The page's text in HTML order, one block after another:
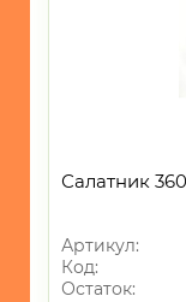
Салатник
Артикул:
Код:
Остаток: